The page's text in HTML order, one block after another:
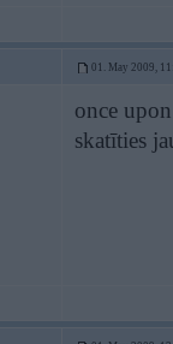
01. May 2009,
once
skatīties